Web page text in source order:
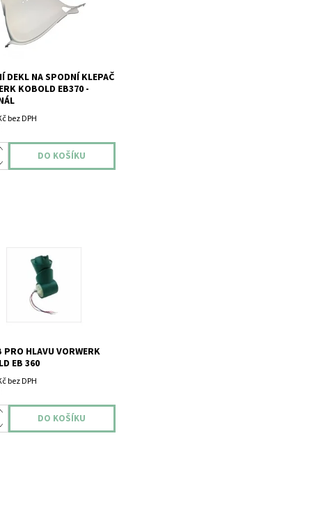
DEKL NA SPODNÍ KLEPAČ
KOBOLD EB370 -
bez DPH
pro hlavu Vorwerk Kobold
PRO HLAVU VORWERK
EB 360
bez DPH